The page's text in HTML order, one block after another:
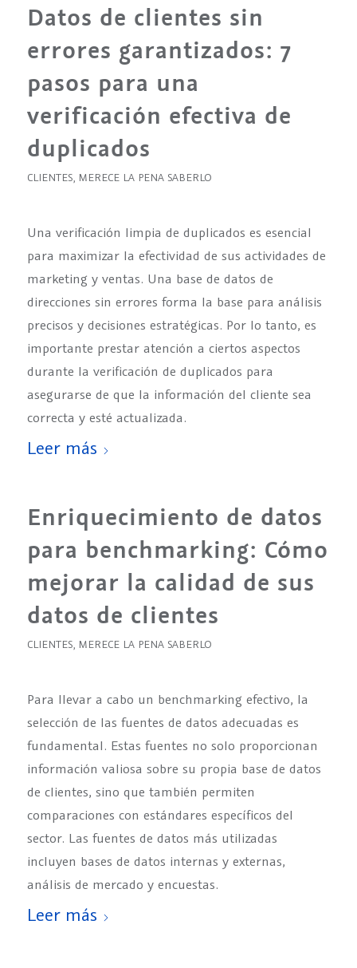
Datos de clientes sin
errores garantizados: 7
pasos para una
verificación efectiva de
duplicados
CLIENTES, MERECE LA PENA SABERLO
Una verificación limpia de duplicados es esencial
para maximizar la efectividad de sus actividades de
marketing y ventas. Una base de datos de
direcciones sin errores forma la base para análisis
precisos y decisiones estratégicas. Por lo tanto, es
importante prestar atención a ciertos aspectos
durante la verificación de duplicados para
asegurarse de que la información del cliente sea
correcta y esté actualizada.
Leer más
Enriquecimiento de datos
para benchmarking: Cómo
mejorar la calidad de sus
datos de clientes
CLIENTES, MERECE LA PENA SABERLO
Para llevar a cabo un benchmarking efectivo, la
selección de las fuentes de datos adecuadas es
fundamental. Estas fuentes no solo proporcionan
información valiosa sobre su propia base de datos
de clientes, sino que también permiten
comparaciones con estándares específicos del
sector. Las fuentes de datos más utilizadas
incluyen bases de datos internas y externas,
análisis de mercado y encuestas.
Leer más